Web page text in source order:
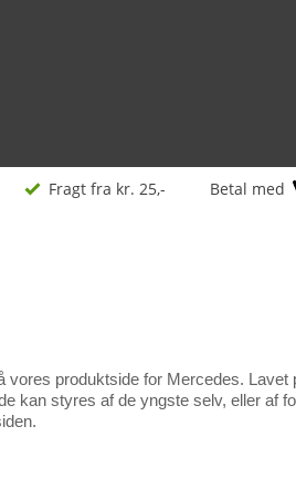
Fragt fra kr. 25,- Betal med
produktside for Mercedes.
kan styres af de yngste selv, eller af